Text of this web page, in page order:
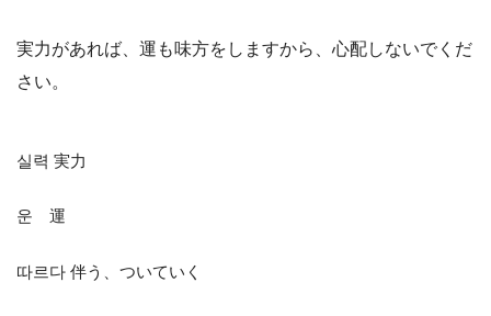
実力があれば、運も味方をしますから、心配しないでくだ
さい。
실력 実力
운 運
따르다 伴う、ついていく